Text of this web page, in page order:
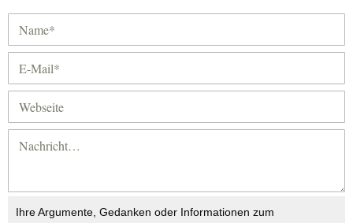
Ihre Argumente, Gedanken oder Informationen zum